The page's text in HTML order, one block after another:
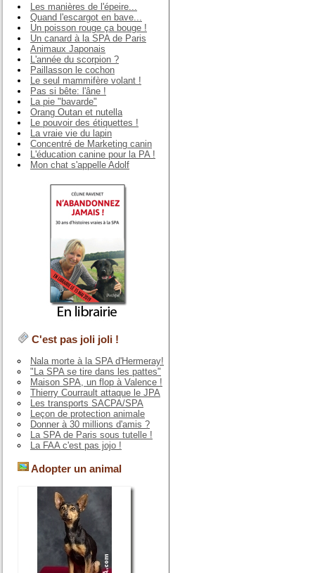
Les manières de l'épeire...
Quand l'escargot en bave...
Un poisson rouge ça bouge !
Un canard à la SPA de Paris
Animaux Japonais
L'année du scorpion ?
Paillasson le cochon
Le seul mammifère volant !
Pas si bête: l'âne !
La pie "bavarde"
Orang Outan et nutella
Le pouvoir des étiquettes !
La vraie vie du lapin
Concentré de Marketing canin
L'éducation canine pour la PA !
Mon chat s'appelle Adolf
C'est pas joli joli !
Nala morte à la SPA d'Hermeray!
"La SPA se tire dans les pattes"
Maison SPA, un flop à Valence !
Thierry Courrault attaque le JPA
Les transports SACPA/SPA
Leçon de protection animale
Donner à 30 millions d'amis ?
La SPA de Paris sous tutelle !
La FAA c'est pas jojo !
Adopter un animal